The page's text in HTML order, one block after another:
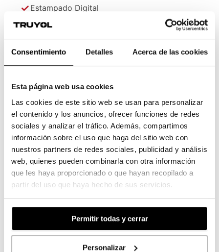
Consentimiento Detalles Acerca de las cookies
Esta página web usa cookies
Las cookies de este sitio web se usan para personalizar
el contenido y los anuncios, ofrecer funciones de redes
sociales y analizar el tráfico. Además, compartimos
información sobre el uso que haga del sitio web con
nuestros partners de redes sociales, publicidad y análisis
web, quienes pueden combinarla con otra información
que les haya proporcionado o que hayan recopilado a
partir del uso que haya hecho de sus servicios.
Permitir todas y cerrar
Personalizar
Estampado Digital
Troquelado
Hendido
Plegado
* El máximo formato abierto y personalizado
podría variar dependiendo de las marcas de
cortes y otros acabados